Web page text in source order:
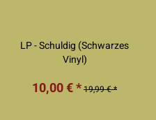
LP - Schuldig (Schwarzes
Vinyl)
10,00 € *19,99 € *